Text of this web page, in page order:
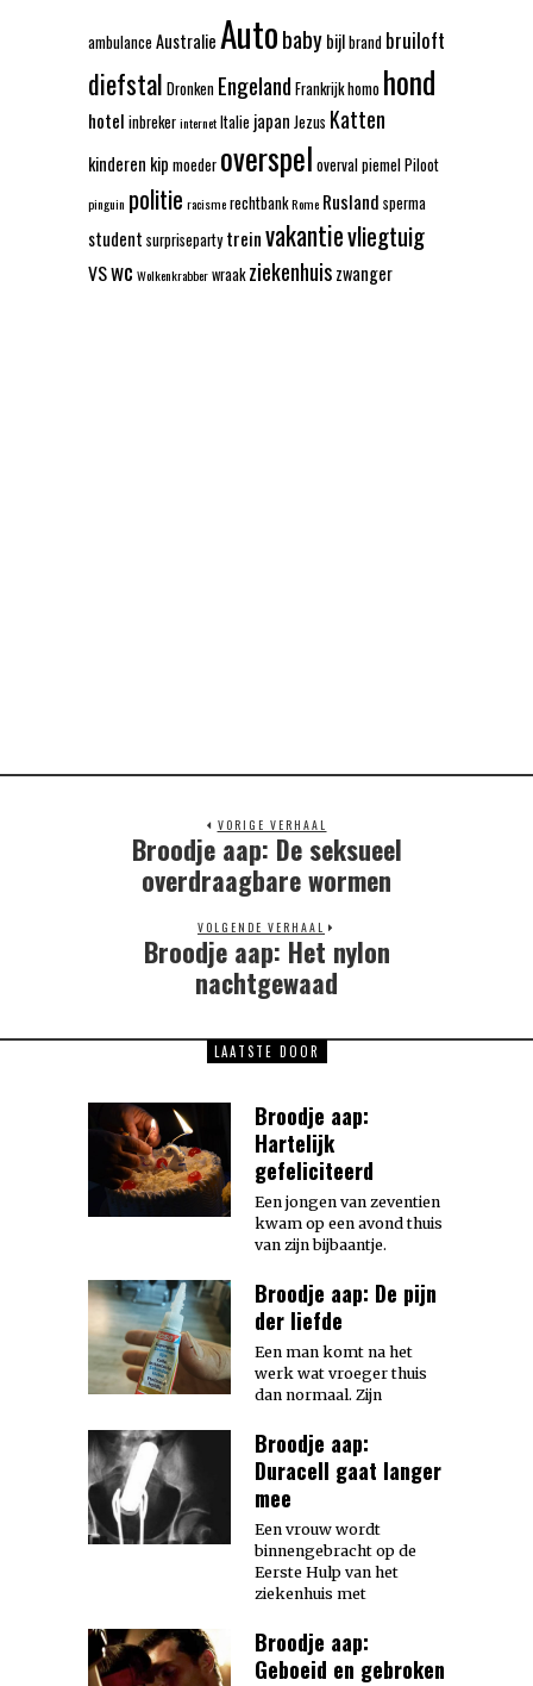
ambulance AustralieAutobabybijlbrand bruiloft
diefstal Dronken Engeland Frankrijkhomo hond
hotel inbrekerinternetItalie japan Jezus Katten
kinderen kip moeder overspel overvalpiemelPiloot
pinguin politie racismerechtbankRome Rusland sperma
student surpriseparty treinvakantievliegtuig
VSwc Wolkenkrabberwraak ziekenhuiszwanger
VORIGE VERHAAL
Previous
Broodje aap: De seksueel
overdraagbare wormen
VOLGENDE VERHAAL
Next
post:
Broodje aap: Het nylon
nachtgewaad
LAATSTE DOOR
Broodje aap:
Hartelijk
gefeliciteerd
Een jongen van zeventien
kwam op een avond thuis
van zijn bijbaantje.
Broodje aap: De pijn
der liefde
Een man komt na het
werk wat vroeger thuis
dan normaal. Zijn
Broodje aap:
Duracell gaat langer
mee
Een vrouw wordt
binnengebracht op de
Eerste Hulp van het
ziekenhuis met
Broodje aap:
Geboeid en gebroken